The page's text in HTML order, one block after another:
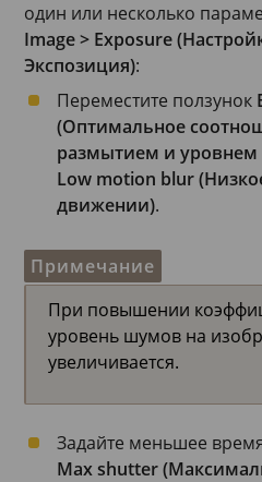
один или несколько
Image > Exposure
Экспозиция):
Переместите ползунок
(Оптимальное
размытием и уровнем
Low motion blur
движении).
Примечание
При повышении
уровень шумов на
увеличивается.
Задайте меньшее
Max shutter